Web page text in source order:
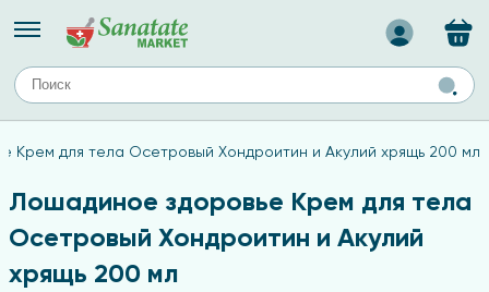
лица
Назад
ТИПЫ КОЖИ
Средства для комбинированной кожи
Средства для проблемной кожи
Средства для жирной кожи
Крем для тела Осетровый Хондроитин и Акулий хрящь 200 мл
Лошадиное здоровье Крем для тела
Осетровый Хондроитин и Акулий
хрящь 200 мл